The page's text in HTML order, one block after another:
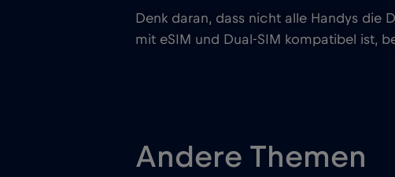
Denk daran, dass nicht alle Handys die
mit eSIM und Dual-SIM kompatibel ist,
Andere Themen